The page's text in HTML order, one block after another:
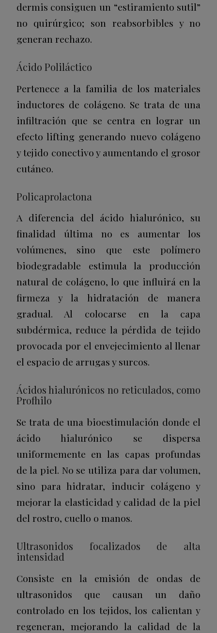
dermis consiguen un “estiramiento sutil”
no quirúrgico; son reabsorbibles y no
generan rechazo.
Ácido Poliláctico
Pertenece a la familia de los materiales
inductores de colágeno. Se trata de una
infiltración que se centra en lograr un
efecto lifting generando nuevo colágeno
y tejido conectivo y aumentando el grosor
cutáneo.
Policaprolactona
A diferencia del ácido hialurónico, su
finalidad última no es aumentar los
volúmenes, sino que este polímero
biodegradable estimula la producción
natural de colágeno, lo que influirá en la
firmeza y la hidratación de manera
gradual. Al colocarse en la capa
subdérmica, reduce la pérdida de tejido
provocada por el envejecimiento al llenar
el espacio de arrugas y surcos.
Ácidos hialurónicos no reticulados, como
Profhilo
Se trata de una bioestimulación donde el
ácido hialurónico se dispersa
uniformemente en las capas profundas
de la piel. No se utiliza para dar volumen,
sino para hidratar, inducir colágeno y
mejorar la elasticidad y calidad de la piel
del rostro, cuello o manos.
Ultrasonidos focalizados de alta
intensidad
Consiste en la emisión de ondas de
ultrasonidos que causan un daño
controlado en los tejidos, los calientan y
regeneran, mejorando la calidad de la